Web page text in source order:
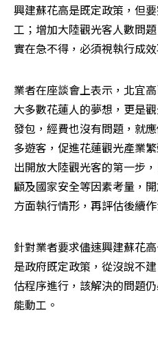
興建蘇花高是既定政策，但
工；增加大陸觀光客人數問
實在急不得，必須視執行成效
業者在座談會上表示，北宜
大多數花蓮人的夢想，更是
發包，經費也沒有問題，就
多遊客，促進花蓮觀光產業
出開放大陸觀光客的第一步
顧及國家安全等因素考量，
方面執行情形，再評估後續作
針對業者要求儘速興建蘇花
是政府既定政策，從沒說不
估程序進行，該解決的問題
能動工。